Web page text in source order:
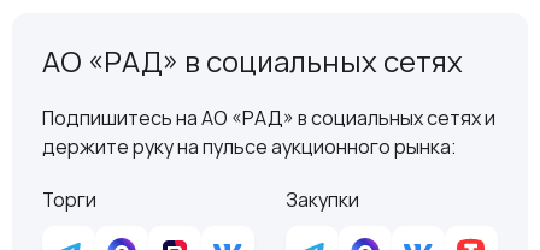
АО «РАД» в социальных сетях
Подпишитесь на АО «РАД» в социальных сетях и
держите руку на пульсе аукционного рынка:
Торги
Закупки